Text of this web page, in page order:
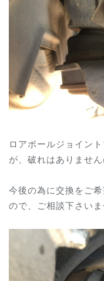
ロアボールジョイン
が、破れはありません
今後の為に交換をご
ので、ご相談下さいま